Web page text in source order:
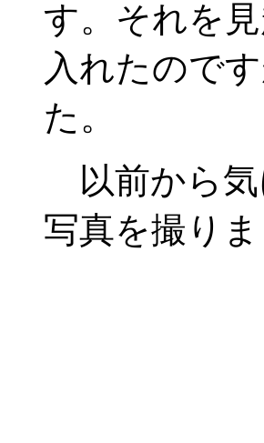
す。それを
入れたので
た。
以前から気
写真を撮りま